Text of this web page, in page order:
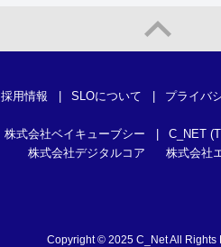
採用情報 SLOについて プライバ
株式会社ベイキューブシー C_NET
株式会社デジタルコア
株式会社
Copyright © 2025 C_Net All Rights